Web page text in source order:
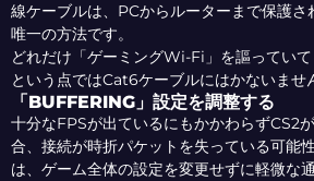
線ケーブルは、PCからルーターまで保護さ
唯一の方法です。
どれだけ「ゲーミングWi-Fi」を謳ってい
という点ではCat6ケーブルにはかないませ
「BUFFERING」設定を調整する
十分なFPSが出ているにもかかわらずCS2
合、接続が時折パケットを失っている可能
は、ゲーム全体の設定を変更せずに軽微な